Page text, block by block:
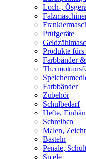
Loch-,
Prüfgeräte
Produkte
Farbbänder
Farbbänder
Zubehör
Schulbedarf
Hefte,
Schreiben
Malen,
Basteln
Penale,
Spiele